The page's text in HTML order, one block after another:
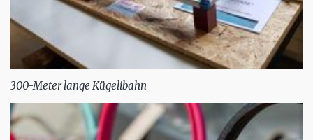
300-Meter lange Kügelibahn